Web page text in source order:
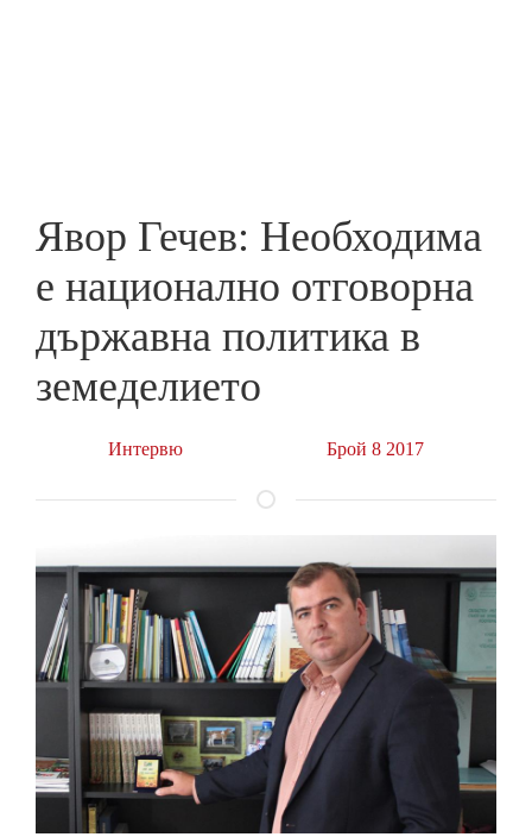
Явор Гечев: Необходима
е национално отговорна
държавна политика в
земеделието
Интервю Брой 8 2017